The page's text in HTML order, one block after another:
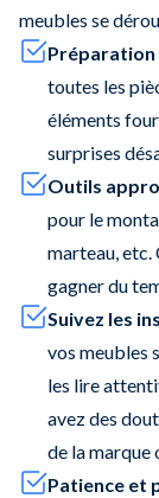
meubles se
Préparation
toutes les
éléments
surprises
Outils
pour le
marteau, etc.
gagner du
Suivez les
vos meubles
les lire
avez des
de la marque
Patience et